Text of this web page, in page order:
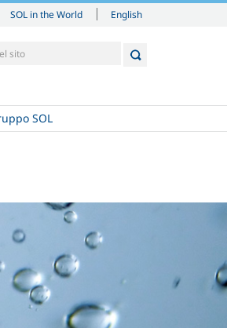
SOL in the World English
SOL